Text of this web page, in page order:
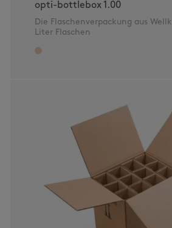
opti-bottlebox 1.00
Die Flaschenverpackung aus
Liter Flaschen